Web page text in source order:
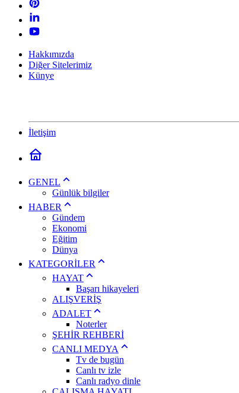
Hakkımızda
Diğer Sitelerimiz
Künye
İletişim
GENEL
Günlük bilgiler
HABER
Gündem
Ekonomi
Eğitim
Dünya
KATEGORİLER
HAYAT
Başarı hikayeleri
ALIŞVERİŞ
ADALET
Noterler
ŞEHİR REHBERİ
CANLI MEDYA
Tv de bugün
Canlı tv izle
Canlı radyo dinle